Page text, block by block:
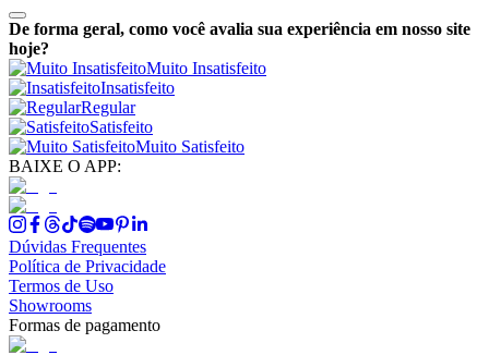
De forma geral, como você avalia sua experiência em nosso site
hoje?
Muito Insatisfeito
Insatisfeito
Regular
Satisfeito
Muito Satisfeito
BAIXE O APP:
Dúvidas Frequentes
Política de Privacidade
Termos de Uso
Showrooms
Formas de pagamento